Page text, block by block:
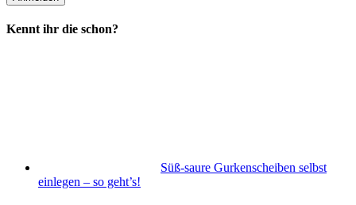
Kennt ihr die schon?
Süß-saure Gurkenscheiben selbst
einlegen – so geht’s!